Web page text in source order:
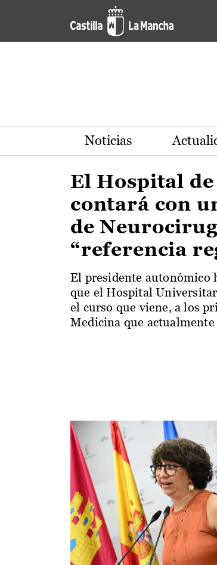
Pasar al contenido principal
Actualidad de la
Noticias
El Hospital de
contará con
de
“referencia
El presidente autonómico
que el Hospital
el curso que viene, a los
Medicina que actualmente